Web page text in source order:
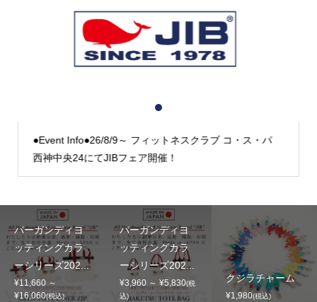
●Event Info●26/8/9～ フィットネスクラブ コ・ス・パ
西神中央24にてJIBフェア開催！
2
バーガンディヨ
ッティングカラ
ーシリーズ202...
¥11,660 ～
¥16,060(税込)
バーガンディヨ
ッティングカラ
ーシリーズ202...
¥3,960 ～ ¥5,830(税
込)
クジラチャーム
¥1,980(税込)